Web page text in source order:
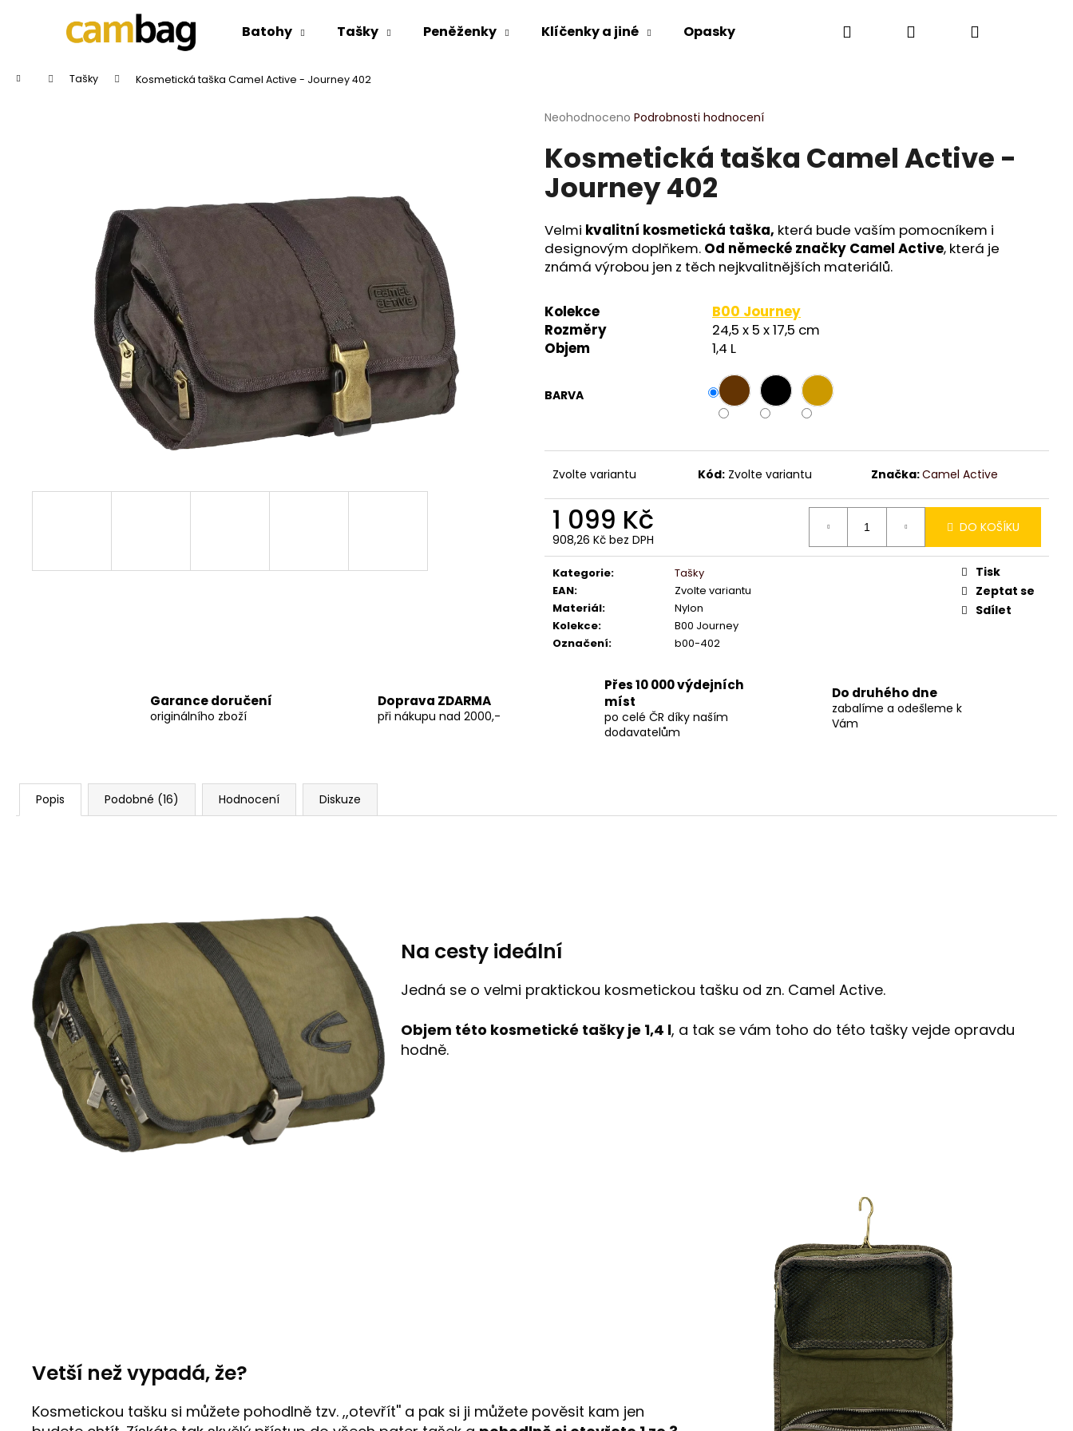
Batohy Tašky Peněženky Klíčenky a jiné Opasky Novinky
Hledat PřihlášeníNákupní
Domů Tašky Kosmetická taška Camel Active - Journey 402
Průměrné
produktu
je
0,0
z
hvězdiček.
Neohodnoceno Podrobnosti hodnocení
Kosmetická taška Camel Active -
Journey 402
Velmi kvalitní kosmetická taška, která bude vaším pomocníkem i
designovým doplňkem. Od německé značky Camel Active, která je
známá výrobou jen z těch nejkvalitnějších materiálů.
Kolekce
B00 Journey
Rozměry
24,5 x 5 x 17,5 cm
Objem
1,4 L
BARVA
Zvolte variantu Kód: Zvolte variantu Značka:Camel Active
1 099 Kč
908,26 Kč bez DPH
Měrná
cena:
DO KOŠÍKU
Kategorie:
Tašky
EAN:
Zvolte variantu
Materiál:
Nylon
Kolekce:
B00 Journey
Označení: b00-402
Tisk
Zeptat se
Sdílet
Garance doručení
originálního zboží
Doprava ZDARMA
při nákupu nad 2000,-
Přes 10 000 výdejních
míst
po celé ČR díky naším
dodavatelům
Do druhého dne
zabalíme a odešleme k
Vám
Popis Podobné (16) Hodnocení Diskuze
Na cesty ideální
Jedná se o velmi praktickou kosmetickou tašku od zn. Camel Active.
Objem této kosmetické tašky je 1,4 l, a tak se vám toho do této tašky vejde opravdu
hodně.
Vetší než vypadá, že?
Kosmetickou tašku si můžete pohodlně tzv. ,,otevřít'' a pak si ji můžete pověsit kam jen
Zpět
obchodu
Zpět
obchodu
Co potřebujete najít?
HLEDAT
Doporučujeme